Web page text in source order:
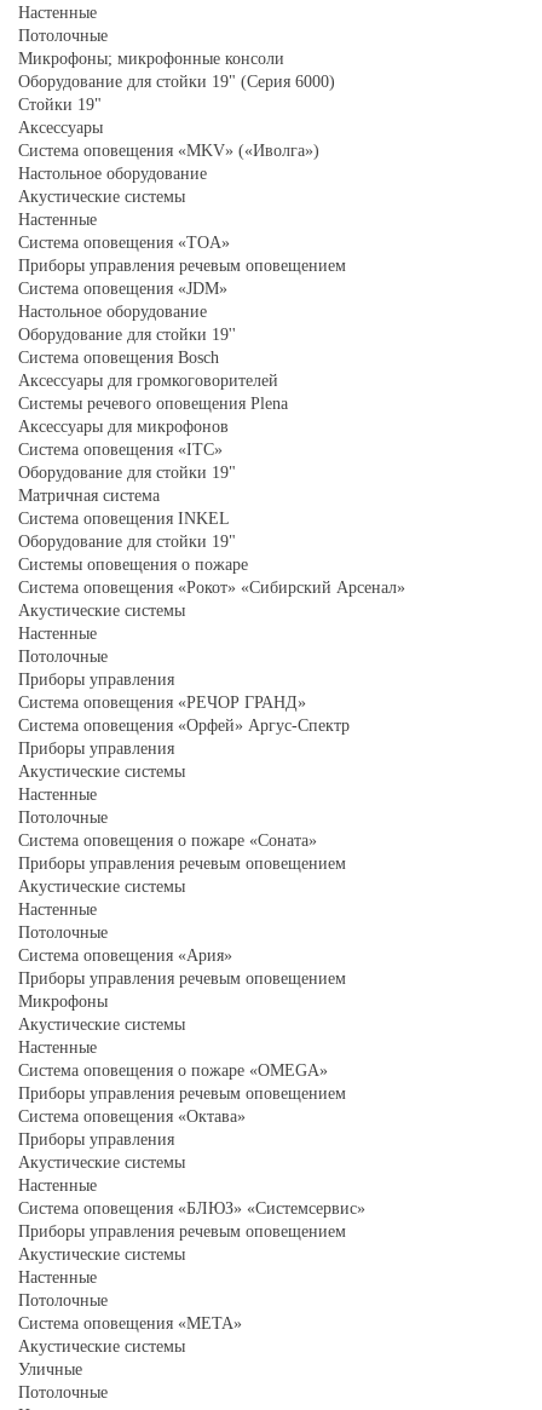
Настенные
Потолочные
Микрофоны; микрофонные консоли
Оборудование для стойки 19" (Серия 6000)
Стойки 19"
Аксессуары
Система оповещения «MKV» («Иволга»)
Настольное оборудование
Акустические системы
Настенные
Система оповещения «TOA»
Приборы управления речевым оповещением
Система оповещения «JDM»
Настольное оборудование
Оборудование для стойки 19''
Система оповещения Bosch
Аксессуары для громкоговорителей
Системы речевого оповещения Plena
Аксессуары для микрофонов
Система оповещения «ITC»
Оборудование для стойки 19"
Матричная система
Система оповещения INKEL
Оборудование для стойки 19"
Системы оповещения о пожаре
Система оповещения «Рокот» «Сибирский Арсенал»
Акустические системы
Настенные
Потолочные
Приборы управления
Система оповещения «РЕЧОР ГРАНД»
Система оповещения «Орфей» Аргус-Спектр
Приборы управления
Акустические системы
Настенные
Потолочные
Система оповещения о пожаре «Соната»
Приборы управления речевым оповещением
Акустические системы
Настенные
Потолочные
Система оповещения «Ария»
Приборы управления речевым оповещением
Микрофоны
Акустические системы
Настенные
Система оповещения о пожаре «OMEGA»
Приборы управления речевым оповещением
Система оповещения «Октава»
Приборы управления
Акустические системы
Настенные
Система оповещения «БЛЮЗ» «Системсервис»
Приборы управления речевым оповещением
Акустические системы
Настенные
Потолочные
Система оповещения «МЕТА»
Акустические системы
Уличные
Потолочные